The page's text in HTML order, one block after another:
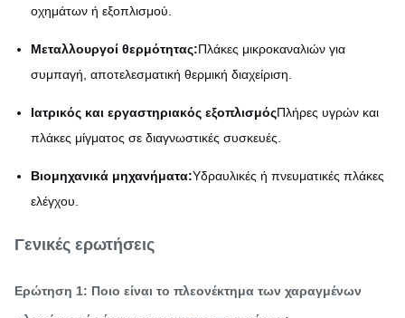
οχημάτων ή εξοπλισμού.
Μεταλλουργοί θερμότητας:Πλάκες μικροκαναλιών για
συμπαγή, αποτελεσματική θερμική διαχείριση.
Ιατρικός και εργαστηριακός εξοπλισμόςΠλήρες υγρών και
πλάκες μίγματος σε διαγνωστικές συσκευές.
Βιομηχανικά μηχανήματα:Υδραυλικές ή πνευματικές πλάκες
ελέγχου.
Γενικές ερωτήσεις
Ερώτηση 1: Ποιο είναι το πλεονέκτημα των χαραγμένων